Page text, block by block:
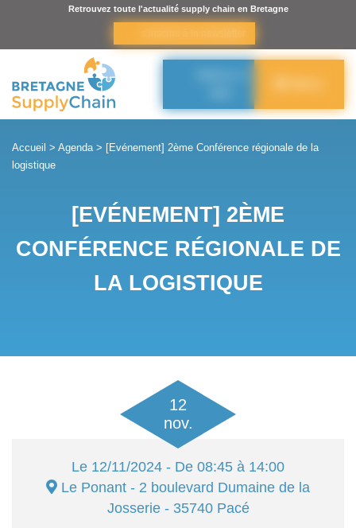
Retrouvez toute l'actualité supply chain en Bretagne
Accueil > Agenda > [Evénement] 2ème Conférence régionale de la
logistique
[EVÉNEMENT] 2ÈME
CONFÉRENCE RÉGIONALE DE
LA LOGISTIQUE
12
nov.
Le 12/11/2024 - De 08:45 à 14:00
Le Ponant - 2 boulevard Dumaine de la
Josserie - 35740 Pacé
Panneau de gestion des cookies